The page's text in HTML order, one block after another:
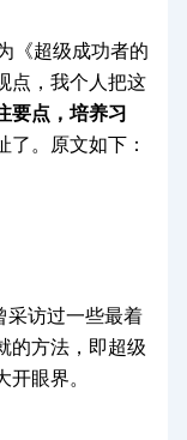
超级成功者的
点，我个人把这
要点，培养习
。原文如下：
访过一些最着
的方法，即超级
眼界。